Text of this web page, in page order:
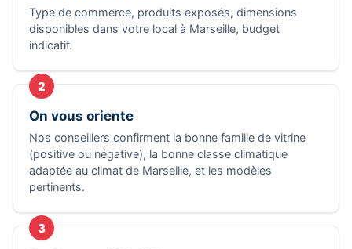
Type de commerce, produits exposés, dimensions
disponibles dans votre local à Marseille, budget
indicatif.
2
On vous oriente
Nos conseillers confirment la bonne famille de vitrine
(positive ou négative), la bonne classe climatique
adaptée au climat de Marseille, et les modèles
pertinents.
3